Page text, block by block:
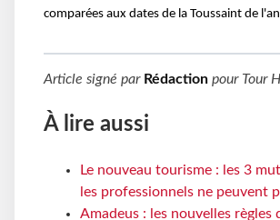
comparées aux dates de la Toussaint de
Article signé par Rédaction pour Tour
À lire aussi
Le nouveau tourisme : les 3
les professionnels ne peuvent
Amadeus : les nouvelles règles